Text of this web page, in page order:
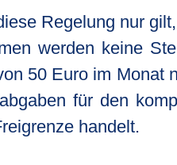
Regelung nur
werden keine
50 Euro im Monat
für den
handelt.